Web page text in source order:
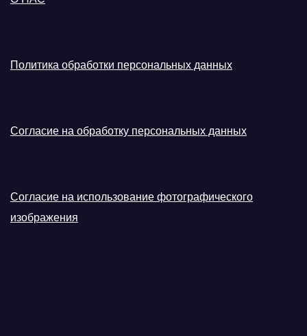
Политика обработки персональных данных
Согласие на обработку персональных данных
Согласие на использование фотографического
изображения